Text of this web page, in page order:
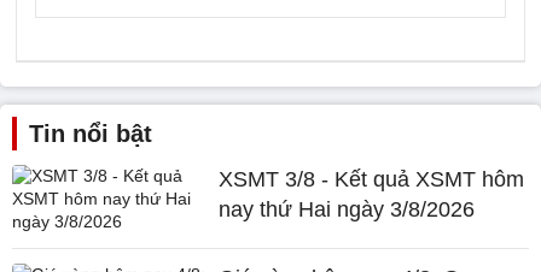
Tin nổi bật
XSMT 3/8 - Kết quả XSMT hôm
nay thứ Hai ngày 3/8/2026